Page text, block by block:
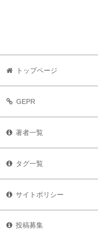
トップページ
GEPR
著者一覧
タグ一覧
サイトポリシー
投稿募集